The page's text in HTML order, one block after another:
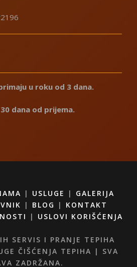
u roku od 3 dana.
dana od prijema.
| USLUGE | GALERIJA
| BLOG | KONTAKT
| USLOVI KORIŠĆENJA
SERVIS I PRANJE TEPIHA
ČIŠĆENJA TEPIHA | SVA
ZADRŽANA.